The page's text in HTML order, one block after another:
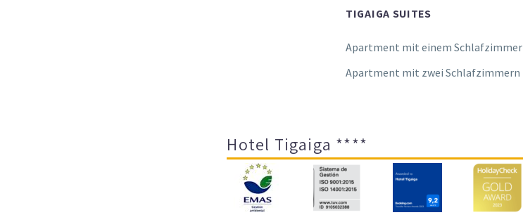
TIGAIGA SUITES
Apartment mit einem Schlafzimmer
Apartment mit zwei Schlafzimmern
Hotel Tigaiga ****